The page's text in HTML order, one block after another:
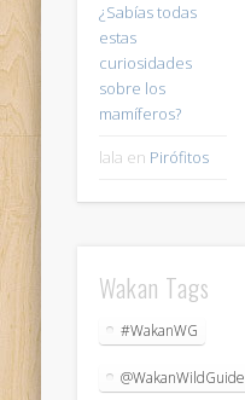
¿Sabías todas
estas
curiosidades
sobre los
mamíferos?
lala en Pirófitos
Wakan Tags
#WakanWG
@WakanWildGuide